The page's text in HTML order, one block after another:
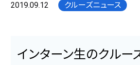
2019.09.12 クルーズニュース
インターン生のクルー